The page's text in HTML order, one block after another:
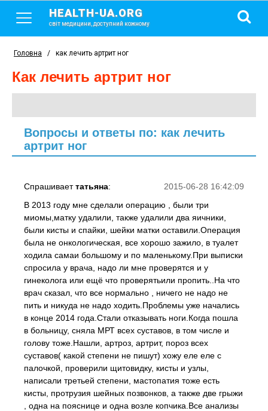
HEALTH-UA.ORG
світ медицини, доступний кожному
Головна / как лечить артрит ног
как лечить артрит ног
Вопросы и ответы по: как лечить
артрит ног
2015-06-28 16:42:09
Спрашиваеттатьяна:
В 2013 году мне сделали операцию , были три
миомы,матку удалили, также удалили два яичники,
были кисты и спайки, шейки матки оставили.Операция
была не онкологическая, все хорошо зажило, в туалет
ходила самаи большому и по маленькому.При выписки
спросила у врача, надо ли мне проверятся и у
гинеколога или ещё что проверятьили пропить..На что
врач сказал, что все нормально , ничего не надо не
пить и никуда не надо ходить.Проблемы уже начались
в конце 2014 года.Стали отказывать ноги.Когда пошла
в больницу, сняла МРТ всех суставов, в том числе и
голову тоже.Нашли, артроз, артрит, пороз всех
суставов( какой степени не пишут) хожу еле еле с
палочкой, проверили щитовидку, кисты и узлы,
написали третьей степени, мастопатия тоже есть
кисты, протрузия шейных позвонков, а также две грыжи
, одна на пояснице и одна возле копчика.Все анализы